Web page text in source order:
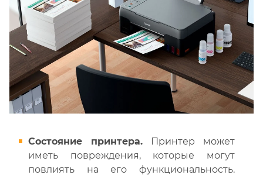
Состояние принтера. Принтер может
иметь повреждения, которые могут
повлиять на его функциональность.